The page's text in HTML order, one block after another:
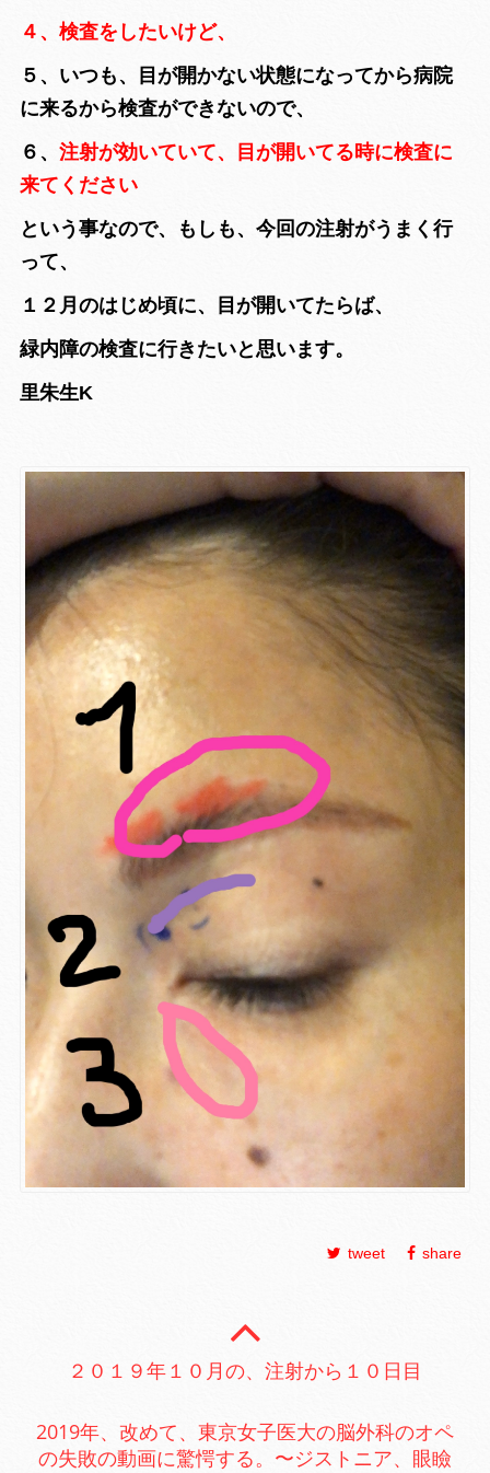
４、検査をしたいけど、
５、いつも、目が開かない状態になってから病院
に来るから検査ができないので、
６、 注射が効いていて、目が開いてる時に検査に
来てください
という事なので、もしも、今回の注射がうまく行
って、
１２月のはじめ頃に、目が開いてたらば、
緑内障の検査に行きたいと思います。
里朱生K
tweet share
２０１９年１０月の、注射から１０日目
2019年、改めて、東京女子医大の脳外科のオペ
の失敗の動画に驚愕する。〜ジストニア、眼瞼